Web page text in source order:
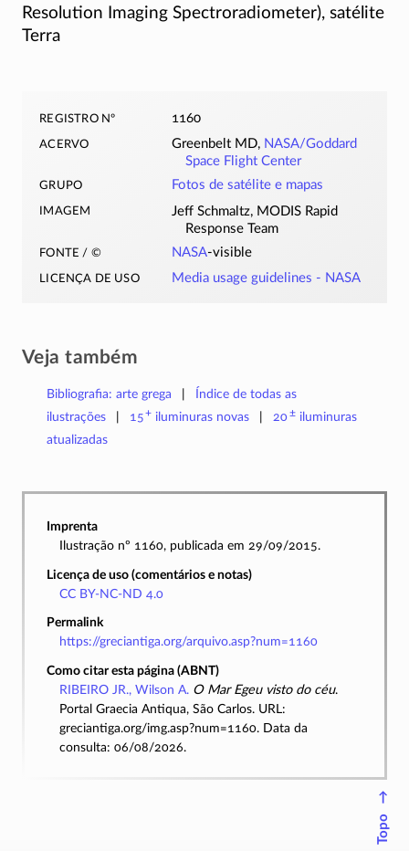
Resolution Imaging Spectroradiometer), satélite
Terra
registro nº 1160
acervo Greenbelt MD, NASA/Goddard
Space Flight Center
grupo Fotos de satélite e mapas
imagem
Jeff Schmaltz, MODIS Rapid
Response Team
fonte / © NASA-visible
licença de uso Media usage guidelines - NASA
Veja também
Bibliografia: arte grega
Índice de todas as
ilustrações
15+ iluminuras novas 20±iluminuras
atualizadas
Imprenta
Ilustração nº 1160, publicada em 29/09/2015.
Licença de uso (comentários e notas)
CC BY-NC-ND 4.0
Permalink
https://greciantiga.org/arquivo.asp?num=1160
Como citar esta página (ABNT)
RIBEIRO JR., Wilson A. O Mar Egeu visto do céu.
Portal Graecia Antiqua, São Carlos. URL:
greciantiga.org/img.asp?num=1160. Data da
consulta: 06/08/2026.
↑
Topo